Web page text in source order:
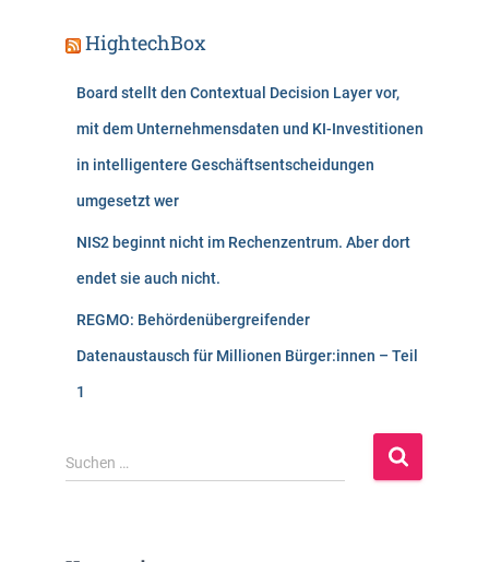
HightechBox
Board stellt den Contextual Decision Layer vor,
mit dem Unternehmensdaten und KI-Investitionen
in intelligentere Geschäftsentscheidungen
umgesetzt wer
NIS2 beginnt nicht im Rechenzentrum. Aber dort
endet sie auch nicht.
REGMO: Behördenübergreifender
Datenaustausch für Millionen Bürger:innen – Teil
1
S
u
Suchen …